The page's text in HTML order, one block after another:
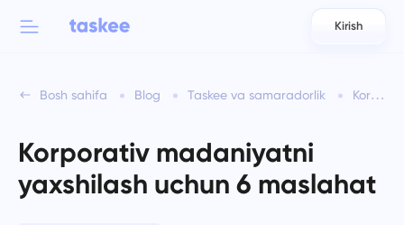
العربية
Azərbaycan
日本語
Kirish
Bosh sahifa Blog Taskee va samaradorlik Korporativ madaniyatni yaxshilash uchun 6 maslahat
Korporativ madaniyatni
yaxshilash uchun 6 maslahat
Taskee funksiyalari
Haqida bilib oling 7 ko'proq ilhomlantiruvchi xususiyatlar
Jamoalar uchun
Sanoatlar